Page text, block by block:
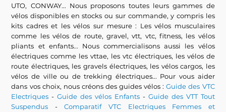
UTO, CONWAY... Nous proposons toutes leurs gammes de
vélos disponibles en stocks ou sur commande, y compris les
kits cadres et les vélos sur mesure : Les vélos musculaires
comme les vélos de route, gravel, vtt, vtc, fitness, les vélos
pliants et enfants... Nous commercialisons aussi les vélos
électriques comme les vttae, les vtc électriques, les vélos de
route électriques, les gravels électriques, les vélos cargos, les
vélos de ville ou de trekking électriques... Pour vous aider
dans vos choix, nous créons des guides vélos :Guide des VTC
Electriques -Guide des vélos Enfants - Guide des VTT Tout
Suspendus -Comparatif VTC Electriques Femmes et